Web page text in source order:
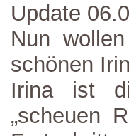
Update
Nun
schönen
Irina ist
„scheuen